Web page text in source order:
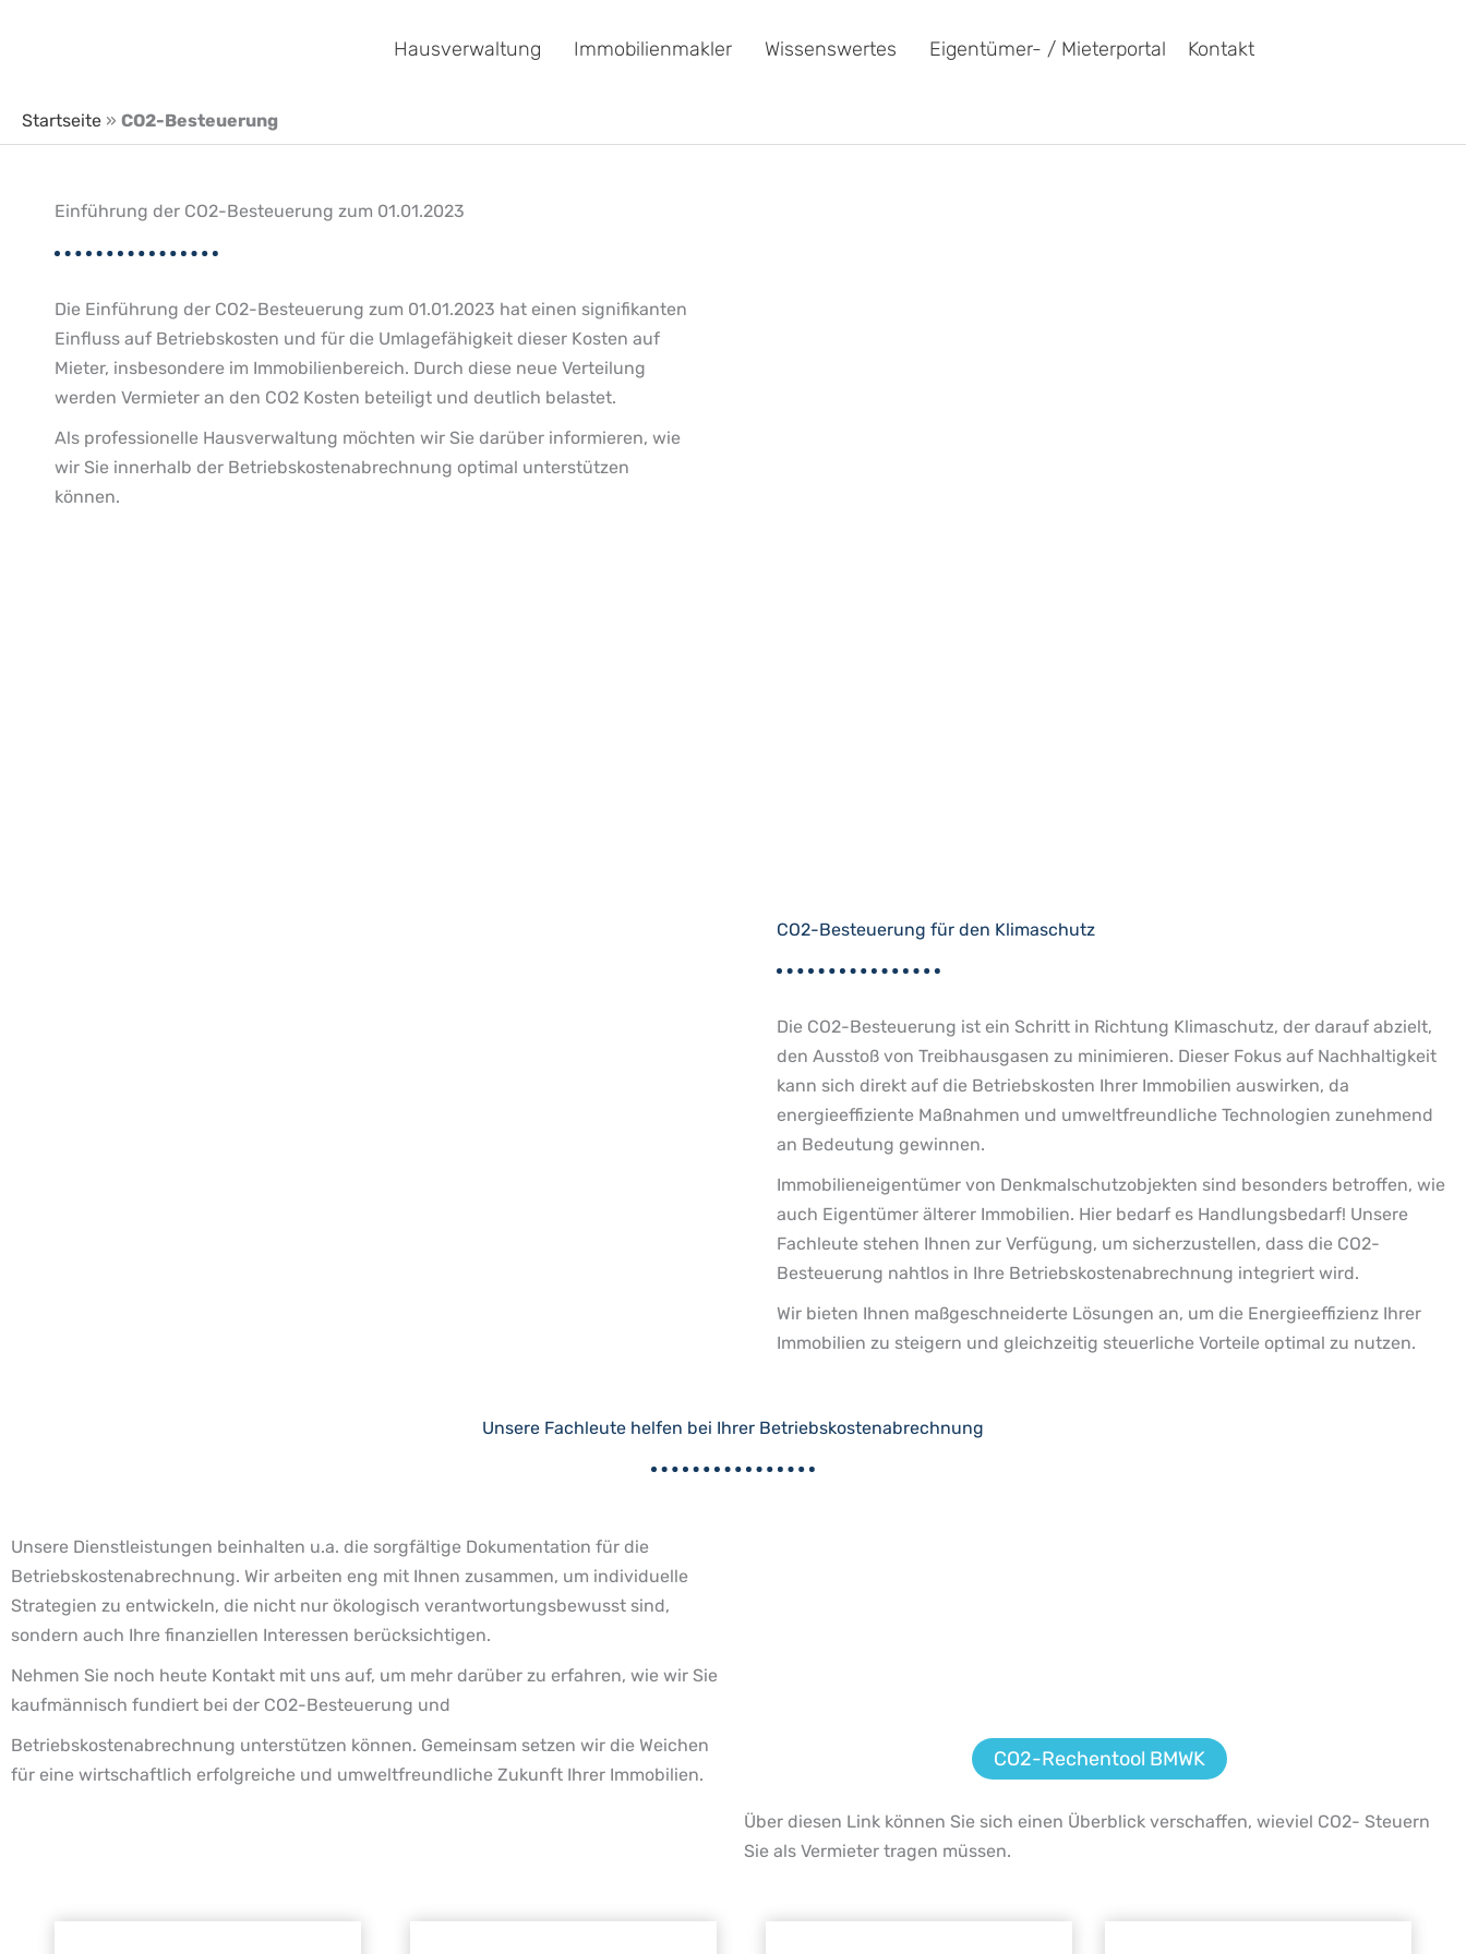
Hausverwaltung Immobilienmakler Wissenswertes Eigentümer- / Mieterportal Kontakt
Startseite » CO2-Besteuerung
Einführung der CO2-Besteuerung zum 01.01.2023
Die Einführung der CO2-Besteuerung zum 01.01.2023 hat einen signifikanten
Einfluss auf Betriebskosten und für die Umlagefähigkeit dieser Kosten auf
Mieter, insbesondere im Immobilienbereich. Durch diese neue Verteilung
werden Vermieter an den CO2 Kosten beteiligt und deutlich belastet.
Als professionelle Hausverwaltung möchten wir Sie darüber informieren, wie
wir Sie innerhalb der Betriebskostenabrechnung optimal unterstützen
können.
CO2-Besteuerung für den Klimaschutz
Die CO2-Besteuerung ist ein Schritt in Richtung Klimaschutz, der darauf abzielt,
den Ausstoß von Treibhausgasen zu minimieren. Dieser Fokus auf Nachhaltigkeit
kann sich direkt auf die Betriebskosten Ihrer Immobilien auswirken, da
energieeffiziente Maßnahmen und umweltfreundliche Technologien zunehmend
an Bedeutung gewinnen.
Immobilieneigentümer von Denkmalschutzobjekten sind besonders betroffen, wie
auch Eigentümer älterer Immobilien. Hier bedarf es Handlungsbedarf! Unsere
Fachleute stehen Ihnen zur Verfügung, um sicherzustellen, dass die CO2-
Besteuerung nahtlos in Ihre Betriebskostenabrechnung integriert wird.
Wir bieten Ihnen maßgeschneiderte Lösungen an, um die Energieeffizienz Ihrer
Immobilien zu steigern und gleichzeitig steuerliche Vorteile optimal zu nutzen.
Unsere Fachleute helfen bei Ihrer Betriebskostenabrechnung
Unsere Dienstleistungen beinhalten u.a. die sorgfältige Dokumentation für die
Betriebskostenabrechnung. Wir arbeiten eng mit Ihnen zusammen, um individuelle
Strategien zu entwickeln, die nicht nur ökologisch verantwortungsbewusst sind,
sondern auch Ihre finanziellen Interessen berücksichtigen.
Nehmen Sie noch heute Kontakt mit uns auf, um mehr darüber zu erfahren, wie wir Sie
kaufmännisch fundiert bei der CO2-Besteuerung und
Betriebskostenabrechnung unterstützen können. Gemeinsam setzen wir die Weichen
für eine wirtschaftlich erfolgreiche und umweltfreundliche Zukunft Ihrer Immobilien.
CO2-Rechentool BMWK
Über diesen Link können Sie sich einen Überblick verschaffen, wieviel CO2- Steuern
Sie als Vermieter tragen müssen.